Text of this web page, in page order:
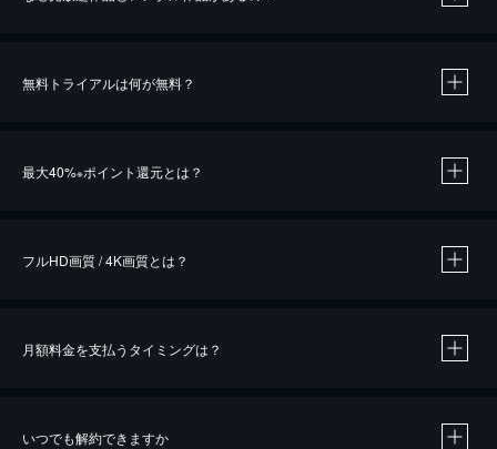
無料トライアルは何が無料？
最大40%※ポイント還元とは？
※40％ポイント還元の対象は、クレジットカード決済による作品の購入 / レンタルです。
フルHD画質 / 4K画質とは？
月額料金を支払うタイミングは？
いつでも解約できますか